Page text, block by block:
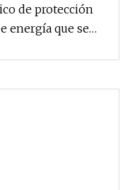
de protección
energía que se